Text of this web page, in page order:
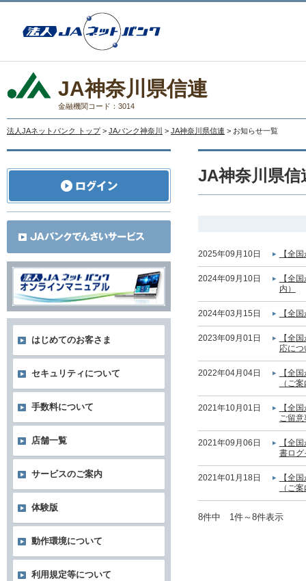
JA神奈川県信連
金融機関コード：3014
法人JAネットバンク トップ > JAバンク神奈川 > JA神奈川県信連 > お知らせ一覧
JA神奈川県
2025年09月10日 【全
2024年09月10日
【全
内）
2024年03月15日 【全
2023年09月01日
【全
応に
2022年04月04日
【全
（ご
2021年10月01日
【全
ご留
2021年09月06日
【全
書ログ
2021年01月18日
【全
（ご
8件中 1件～8件表示
はじめてのお客さま
セキュリティについて
手数料について
店舗一覧
サービスのご案内
体験版
動作環境について
利用規定等について